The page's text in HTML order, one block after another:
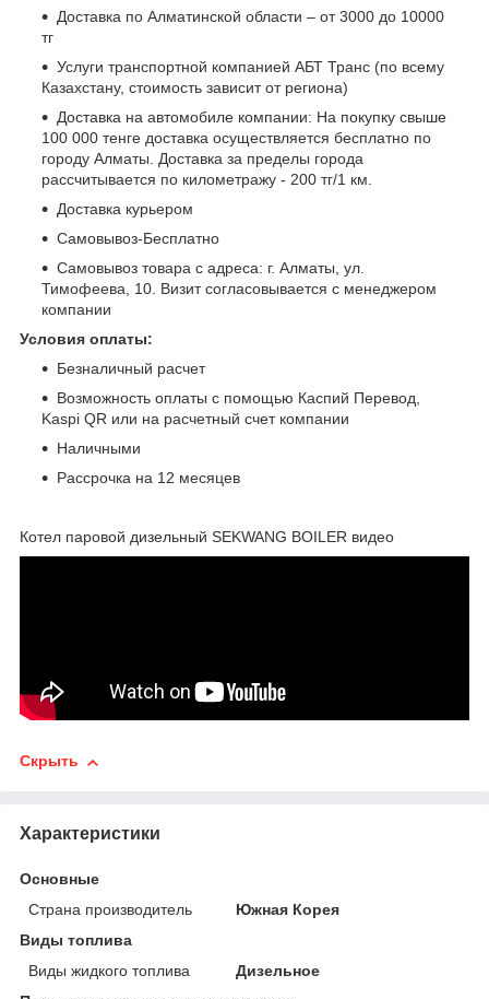
Доставка по Алматинской области – от 3000 до 10000
тг
Услуги транспортной компанией АБТ Транс (по всему
Казахстану, стоимость зависит от региона)
Доставка на автомобиле компании: На покупку свыше
100 000 тенге доставка осуществляется бесплатно по
городу Алматы. Доставка за пределы города
рассчитывается по километражу - 200 тг/1 км.
Доставка курьером
Самовывоз-Бесплатно
Самовывоз товара с адреса: г. Алматы, ул.
Тимофеева, 10. Визит согласовывается с менеджером
компании
Условия оплаты:
Безналичный расчет
Возможность оплаты с помощью Каспий Перевод,
Kaspi QR или на расчетный счет компании
Наличными
Рассрочка на 12 месяцев
Котел паровой дизельный SEKWANG BOILER видео
Скрыть
Характеристики
Основные
Страна производитель
Южная Корея
Виды топлива
Виды жидкого топлива
Дизельное